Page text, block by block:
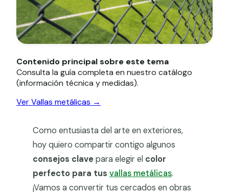
Contenido principal sobre este tema
Consulta la guía completa en nuestro catálogo
(información técnica y medidas).
Ver Vallas metálicas →
Como entusiasta del arte en exteriores,
hoy quiero compartir contigo algunos
consejos clavepara elegir el color
perfecto para tus vallas metálicas.
¡Vamos a convertir tus cercados en obras